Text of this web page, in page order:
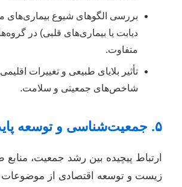
بررسی الگوهای شیوع بیماری‌های
دیابت یا بیماری‌های قلبی) در
متفاوت.
تأثیر بلایای طبیعی و تغییرات اقلیمی
شاخص‌های جمعیتی و سلامت.
۵. جمعیت‌شناسی و توسعه پایدار
ارتباط پیچیده بین رشد جمعیت،
زیست و توسعه اقتصادی از موضوعات